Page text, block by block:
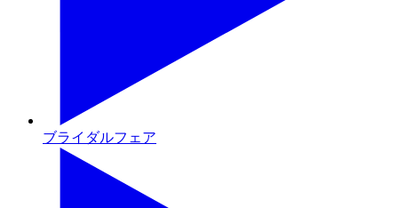
ブライダルフェア